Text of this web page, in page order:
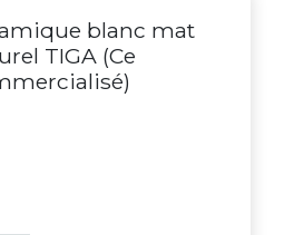
blanc mat
TIGA (Ce
)